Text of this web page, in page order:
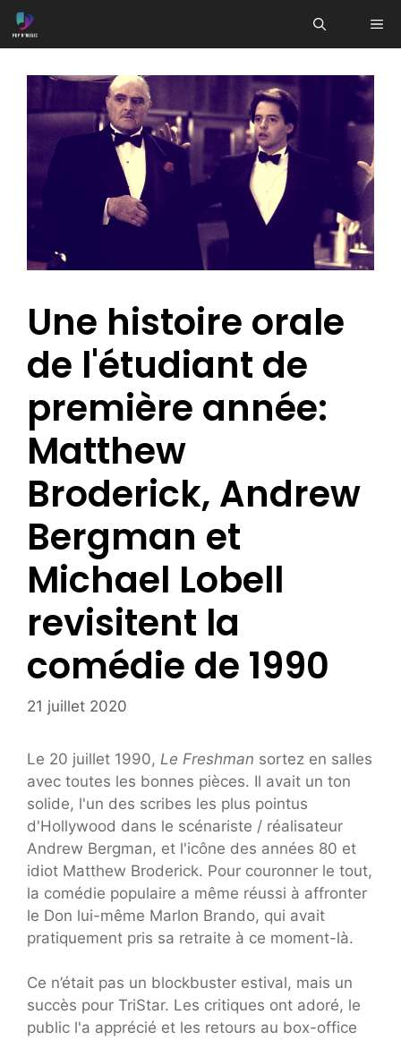
Aller
au
Une histoire orale
de l'étudiant de
première année:
Matthew
Broderick, Andrew
Bergman et
Michael Lobell
revisitent la
comédie de 1990
21 juillet 2020
Le 20 juillet 1990, Le Freshman sortez en salles
avec toutes les bonnes pièces. Il avait un ton
solide, l'un des scribes les plus pointus
d'Hollywood dans le scénariste / réalisateur
Andrew Bergman, et l'icône des années 80 et
idiot Matthew Broderick. Pour couronner le tout,
la comédie populaire a même réussi à affronter
le Don lui-même Marlon Brando, qui avait
pratiquement pris sa retraite à ce moment-là.
Ce n’était pas un blockbuster estival, mais un
succès pour TriStar. Les critiques ont adoré, le
public l'a apprécié et les retours au box-office